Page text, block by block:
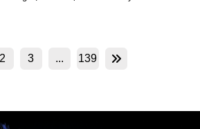
hội tụ hoàn hảo giữa ẩm thực đa dạng, bia
2 3 ... 139